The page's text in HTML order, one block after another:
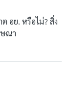
อย. หรือไม่? สิ่ง
ษณา